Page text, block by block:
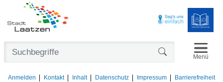
Anmelden Kontakt Inhalt Datenschutz Impressum Barrierefreiheit
Menü